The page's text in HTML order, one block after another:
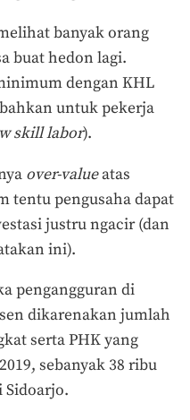
banyak orang
buat hedon lagi.
dengan KHL
untuk pekerja
skill labor).
over-valueatas
tentu pengusaha dapat
justru ngacir (dan
ini).
pengangguran di
dikarenakan jumlah
serta PHK yang
sebanyak 38 ribu
Sidoarjo.